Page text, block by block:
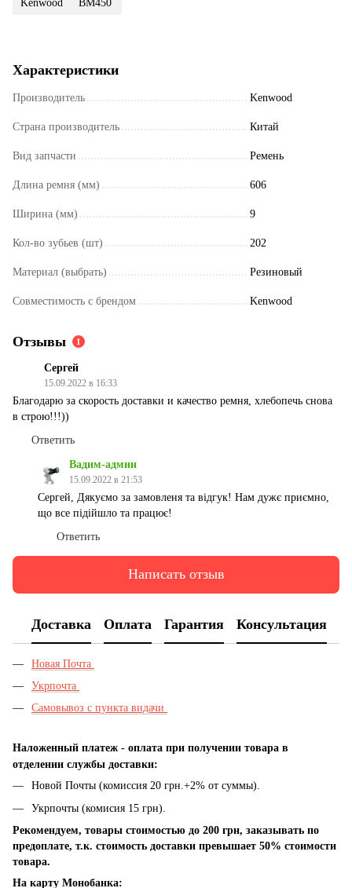
Kenwood
BM450
Характеристики
Производитель Kenwood
Страна производитель Китай
Вид запчасти Ремень
Длина ремня (мм) 606
Ширина (мм) 9
Кол-во зубьев (шт) 202
Материал (выбрать) Резиновый
Совместимость с брендом Kenwood
Отзывы 1
Сергей
15.09.2022 в 16:33
Благодарю за скорость доставки и качество ремня, хлебопечь снова
в строю!!!))
Ответить
Вадим-админ
15.09.2022 в 21:53
Сергей, Дякуємо за замовленя та відгук! Нам дужє приємно,
що все підійшло та працює!
Ответить
Написать отзыв
Доставка Оплата Гарантия Консультация
Новая Почта
Укрпочта
Самовывоз с пункта видачи
Наложенный платеж - оплата при получении товара в
отделении службы доставки:
Новой Почты (комиссия 20 грн.+2% от суммы).
Укрпочты (комисия 15 грн).
Рекомендуем, товары стоимостью до 200 грн, заказывать по
предоплате, т.к. стоимость доставки превышает 50% стоимости
товара.
На карту Монобанка: